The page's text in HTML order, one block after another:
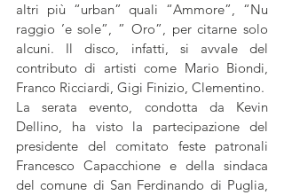
altri più “urban” quali “Ammore”, “Nu
raggio ’e sole”, ” Oro”, per citarne solo
alcuni. Il disco, infatti, si avvale del
contributo di artisti come Mario Biondi,
Franco Ricciardi, Gigi Finizio, Clementino.
La serata evento, condotta da Kevin
Dellino, ha visto la partecipazione del
presidente del comitato feste patronali
Francesco Capacchione e della sindaca
del comune di San Ferdinando di Puglia,